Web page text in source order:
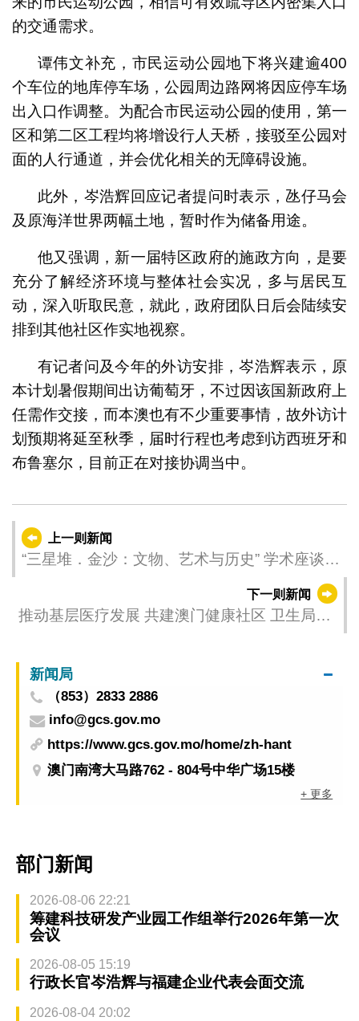
的交通需求。
谭伟文补充，市民运动公园地下将兴建逾400
个车位的地库停车场，公园周边路网将因应停车场
出入口作调整。为配合市民运动公园的使用，第一
区和第二区工程均将增设行人天桥，接驳至公园对
面的人行通道，并会优化相关的无障碍设施。
此外，岑浩辉回应记者提问时表示，氹仔马会
及原海洋世界两幅土地，暂时作为储备用途。
他又强调，新一届特区政府的施政方向，是要
充分了解经济环境与整体社会实况，多与居民互
动，深入听取民意，就此，政府团队日后会陆续安
排到其他社区作实地视察。
有记者问及今年的外访安排，岑浩辉表示，原
本计划暑假期间出访葡萄牙，不过因该国新政府上
任需作交接，而本澳也有不少重要事情，故外访计
划预期将延至秋季，届时行程也考虑到访西班牙和
布鲁塞尔，目前正在对接协调当中。
上一则新闻
“三星堆．金沙：文物、艺术与历史” 学术座谈会
下一则新闻
推动基层医疗发展 共建澳门健康社区 卫生局今
幕仪式＂
新闻局
（853）2833 2886
info@gcs.gov.mo
https://www.gcs.gov.mo/home/zh-hant
澳门南湾大马路762 - 804号中华广场15楼
+ 更多
部门新闻
2026-08-06 22:21
筹建科技研发产业园工作组举行2026年第一次
会议
2026-08-05 15:19
行政长官岑浩辉与福建企业代表会面交流
2026-08-04 20:02